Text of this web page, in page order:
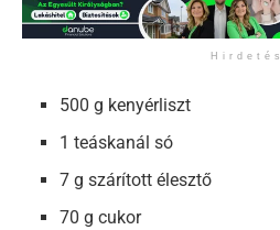
Hirdetés
500 g kenyérliszt
1 teáskanál só
7 g szárított élesztő
70 g cukor